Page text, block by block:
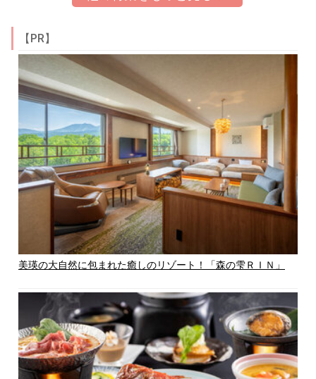
【PR】
美瑛の大自然に包まれた癒しのリゾート！「森の雫ＲＩＮ」